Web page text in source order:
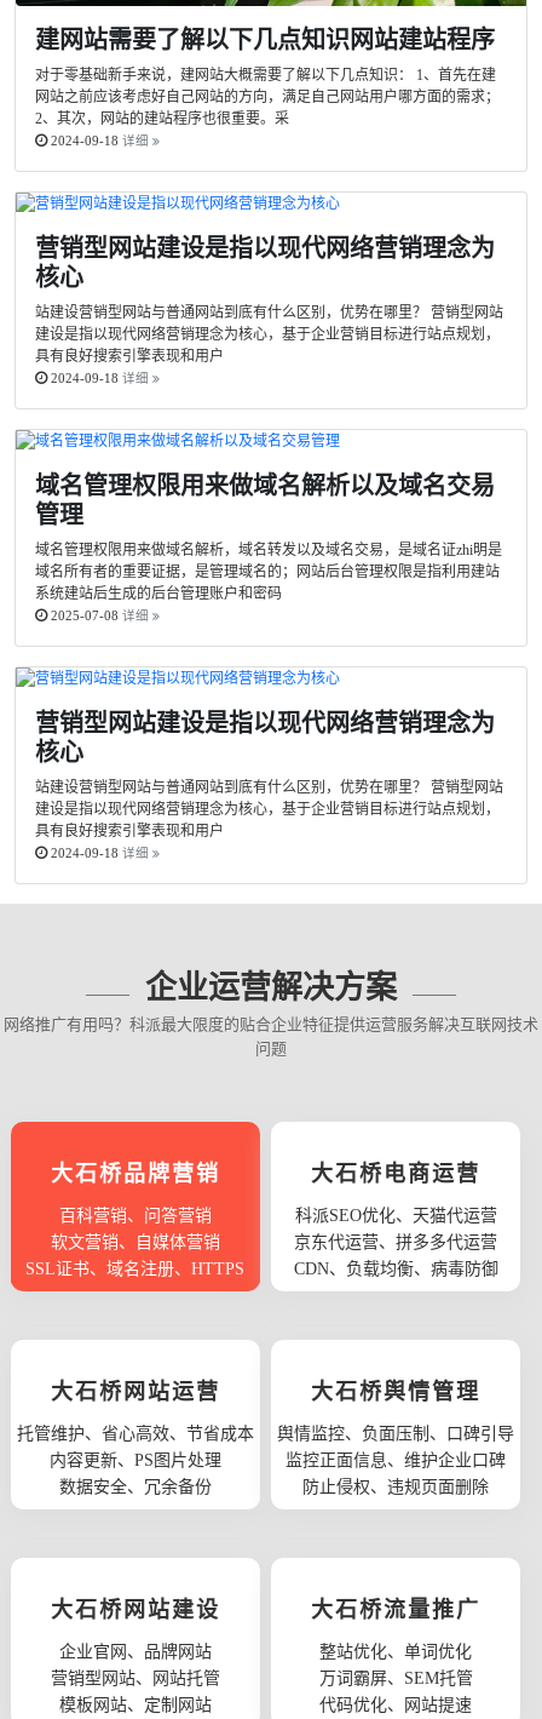
建网站需要了解以下几点知识网站建站程序
对于零基础新手来说，建网站大概需要了解以下几点知识： 1、首先在建
网站之前应该考虑好自己网站的方向，满足自己网站用户哪方面的需求；
2、其次，网站的建站程序也很重要。采
2024-09-18 详细
营销型网站建设是指以现代网络营销理念为
核心
站建设营销型网站与普通网站到底有什么区别，优势在哪里？ 营销型网站
建设是指以现代网络营销理念为核心，基于企业营销目标进行站点规划，
具有良好搜索引擎表现和用户
2024-09-18 详细
域名管理权限用来做域名解析以及域名交易
管理
域名管理权限用来做域名解析，域名转发以及域名交易，是域名证zhi明是
域名所有者的重要证据，是管理域名的；网站后台管理权限是指利用建站
系统建站后生成的后台管理账户和密码
2025-07-08 详细
营销型网站建设是指以现代网络营销理念为
核心
站建设营销型网站与普通网站到底有什么区别，优势在哪里？ 营销型网站
建设是指以现代网络营销理念为核心，基于企业营销目标进行站点规划，
具有良好搜索引擎表现和用户
2024-09-18 详细
企业运营解决方案
网络推广有用吗？科派最大限度的贴合企业特征提供运营服务解决互联网技术
问题
大石桥品牌营销
百科营销、问答营销
软文营销、自媒体营销
SSL证书、域名注册、HTTPS
大石桥电商运营
科派SEO优化、天猫代运营
京东代运营、拼多多代运营
CDN、负载均衡、病毒防御
大石桥网站运营
托管维护、省心高效、节省成本
内容更新、PS图片处理
数据安全、冗余备份
大石桥舆情管理
舆情监控、负面压制、口碑引导
监控正面信息、维护企业口碑
防止侵权、违规页面删除
大石桥网站建设
企业官网、品牌网站
营销型网站、网站托管
模板网站、定制网站
大石桥流量推广
整站优化、单词优化
万词霸屏、SEM托管
代码优化、网站提速